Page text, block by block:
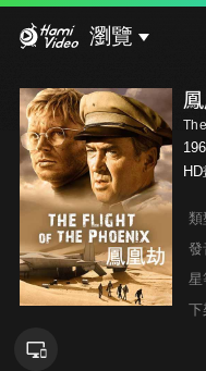
瀏覽
類
發
星
下